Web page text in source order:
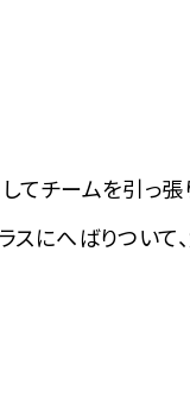
てチームを引っ
スにへばりついて